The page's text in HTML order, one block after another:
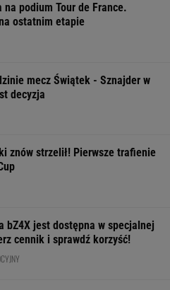
na podium Tour de France.
ostatnim etapie
mecz Świątek - Sznajder w
decyzja
znów strzelił! Pierwsze trafienie
bZ4X jest dostępna w specjalnej
cennik i sprawdź korzyść!